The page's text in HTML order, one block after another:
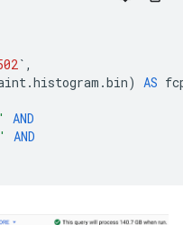
` ,
.histogram .bin) AS
AND
AND